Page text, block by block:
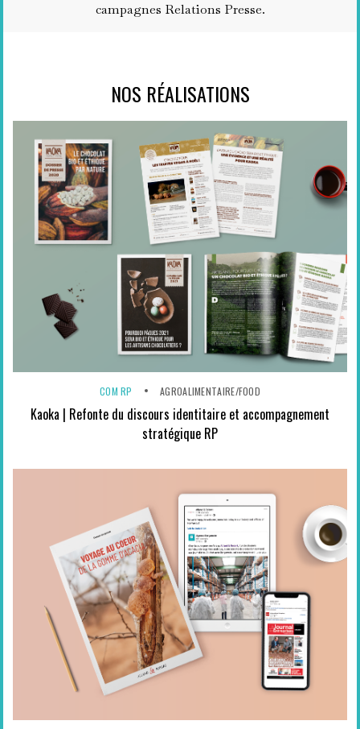
campagnes Relations Presse.
NOS RÉALISATIONS
COM RP AGROALIMENTAIRE/FOOD
Kaoka | Refonte du discours identitaire et accompagnement
stratégique RP